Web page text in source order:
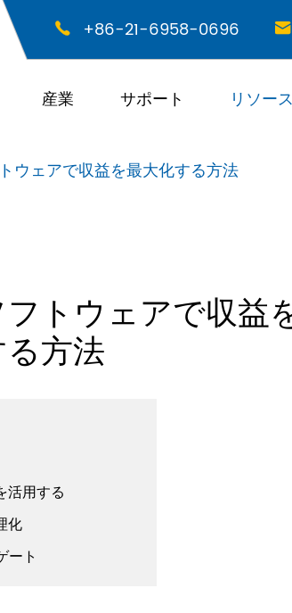
 +86-21-6958-0696 
産業 サポート リソース
ウェアで収益を最大化する方法
トウェアで収益
方法
活用する
化
ート